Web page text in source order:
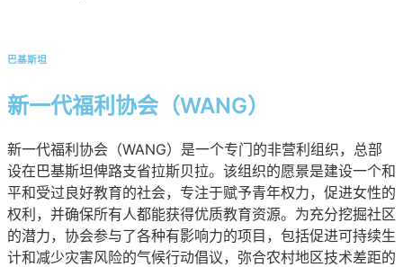
巴基斯坦
新一代福利协会（WANG）
新一代福利协会（WANG）是一个专门的非营利组织，总部
设在巴基斯坦俾路支省拉斯贝拉。该组织的愿景是建设一个和
平和受过良好教育的社会，专注于赋予青年权力，促进女性的
权利，并确保所有人都能获得优质教育资源。为充分挖掘社区
的潜力，协会参与了各种有影响力的项目，包括促进可持续生
计和减少灾害风险的气候行动倡议，弥合农村地区技术差距的